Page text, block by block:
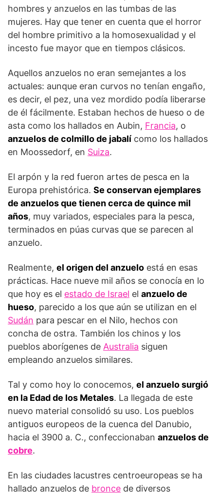
hombres y anzuelos en las tumbas de las
mujeres. Hay que tener en cuenta que el horror
del hombre primitivo a la homosexualidad y el
incesto fue mayor que en tiempos clásicos.
Aquellos anzuelos no eran semejantes a los
actuales: aunque eran curvos no tenían engaño,
es decir, el pez, una vez mordido podía liberarse
de él fácilmente. Estaban hechos de hueso o de
asta como los hallados en Aubin, Francia, o
anzuelos de colmillo de jabalí como los hallados
en Moossedorf, en Suiza.
El arpón y la red fueron artes de pesca en la
Europa prehistórica. Se conservan ejemplares
de anzuelos que tienen cerca de quince mil
años, muy variados, especiales para la pesca,
terminados en púas curvas que se parecen al
anzuelo.
Realmente, el origen del anzuelo está en esas
prácticas. Hace nueve mil años se conocía en lo
que hoy es el estado de Israel el anzuelo de
hueso, parecido a los que aún se utilizan en el
Sudán para pescar en el Nilo, hechos con
concha de ostra. También los chinos y los
pueblos aborígenes de Australia siguen
empleando anzuelos similares.
Tal y como hoy lo conocemos, el anzuelo surgió
en la Edad de los Metales. La llegada de este
nuevo material consolidó su uso. Los pueblos
antiguos europeos de la cuenca del Danubio,
hacia el 3900 a. C., confeccionaban anzuelos de
cobre.
En las ciudades lacustres centroeuropeas se ha
hallado anzuelos de bronce de diversos